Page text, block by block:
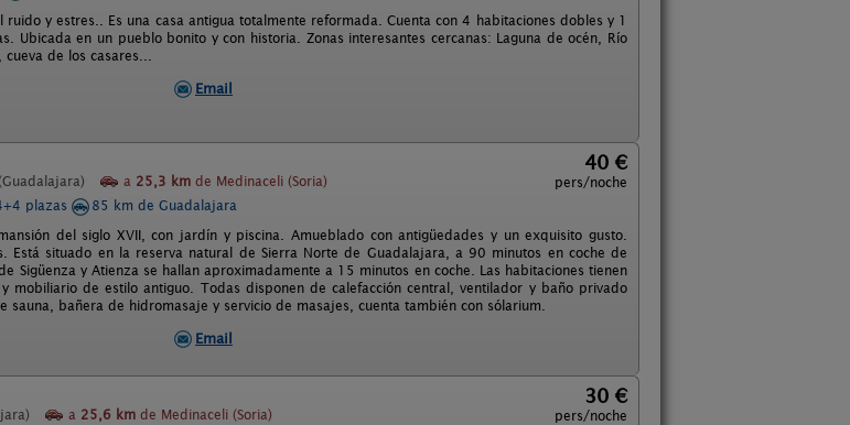
y estres.. Es una casa antigua totalmente reformada. Cuenta con 4 habitaciones dobles y 1
Ubicada en un pueblo bonito y con historia. Zonas interesantes cercanas: Laguna de océn, Río
de los casares...
Email
(Guadalajara) a 25,3 km de Medinaceli (Soria)
40 €
pers/noche
plazas
85 km de Guadalajara
del siglo XVII, con jardín y piscina. Amueblado con antigüedades y un exquisito gusto.
Está situado en la reserva natural de Sierra Norte de Guadalajara, a 90 minutos en coche de
Sigüenza y Atienza se hallan aproximadamente a 15 minutos en coche. Las habitaciones tienen
mobiliario de estilo antiguo. Todas disponen de calefacción central, ventilador y baño privado
sauna, bañera de hidromasaje y servicio de masajes, cuenta también con sólarium.
Email
a 25,6 km de Medinaceli (Soria)
30 €
pers/noche